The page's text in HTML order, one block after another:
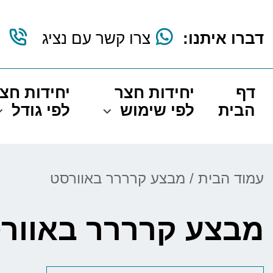
דברו איתנו: צרו קשר עם נציג
דף
הבית
יחידות חצר
לפי שימוש
יחידות
לפי גודל
עמוד הבית / מבצע קרררר באוורסט
מבצע קרררר